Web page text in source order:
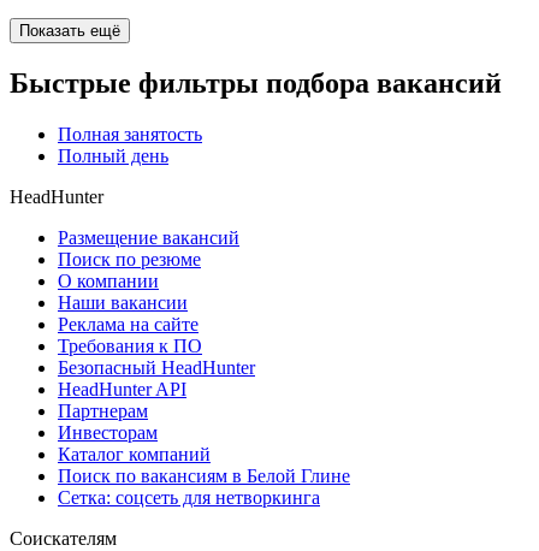
Показать ещё
Быстрые фильтры подбора вакансий
Полная занятость
Полный день
HeadHunter
Размещение вакансий
Поиск по резюме
О компании
Наши вакансии
Реклама на сайте
Требования к ПО
Безопасный HeadHunter
HeadHunter API
Партнерам
Инвесторам
Каталог компаний
Поиск по вакансиям в Белой Глине
Сетка: соцсеть для нетворкинга
Соискателям